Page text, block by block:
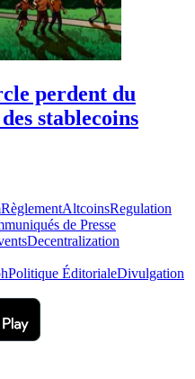
perdent du
stablecoins
RèglementAltcoinsRegulation
de Presse
Decentralization
Politique ÉditorialeDivulgation